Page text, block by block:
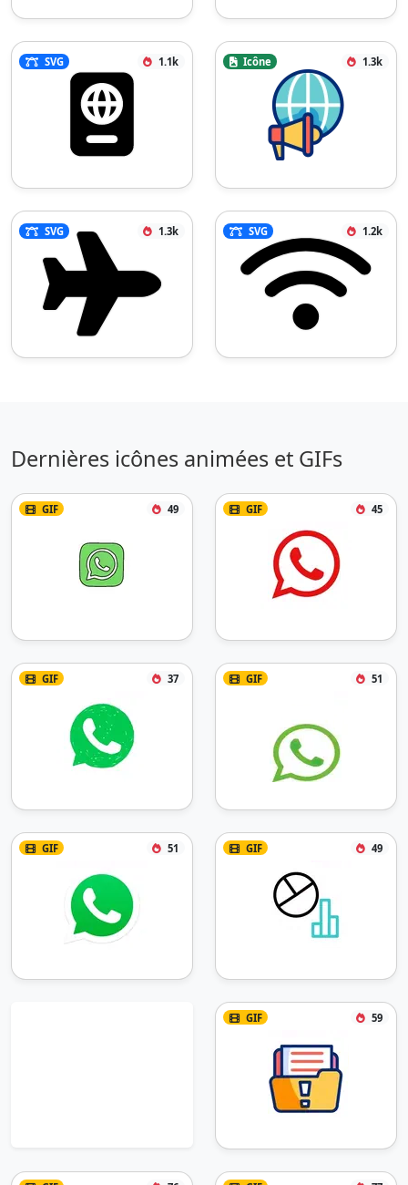
SVG 1.1k Icône 1.3k
SVG 1.3k SVG 1.2k
Dernières icônes animées et GIFs
GIF 49 GIF 45
GIF 37 GIF 51
GIF 51 GIF 49
GIF 59